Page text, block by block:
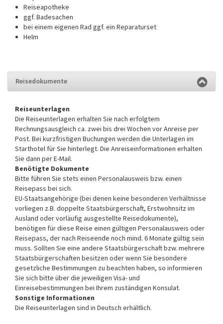
Reiseapotheke
ggf. Badesachen
bei einem eigenen Rad ggf. ein Reparaturset
Helm
Reisedokumente
Reiseunterlagen
Die Reiseunterlagen erhalten Sie nach erfolgtem
Rechnungsausgleich ca. zwei bis drei Wochen vor Anreise per
Post. Bei kurzfristigen Buchungen werden die Unterlagen im
Starthotel für Sie hinterlegt. Die Anreiseinformationen erhalten
Sie dann per E-Mail.
Benötigte Dokumente
Bitte führen Sie stets einen Personalausweis bzw. einen
Reisepass bei sich.
EU-Staatsangehörige (bei denen keine besonderen Verhältnisse
vorliegen z.B. doppelte Staatsbürgerschaft, Erstwohnsitz im
Ausland oder vorläufig ausgestellte Reisedokumente),
benötigen für diese Reise einen gültigen Personalausweis oder
Reisepass, der nach Reiseende noch mind. 6 Monate gültig sein
muss. Sollten Sie eine andere Staatsbürgerschaft bzw. mehrere
Staatsbürgerschaften besitzen oder wenn Sie besondere
gesetzliche Bestimmungen zu beachten haben, so informieren
Sie sich bitte über die jeweiligen Visa- und
Einreisebestimmungen bei Ihrem zuständigen Konsulat.
Sonstige Informationen
Die Reiseunterlagen sind in Deutsch erhältlich.